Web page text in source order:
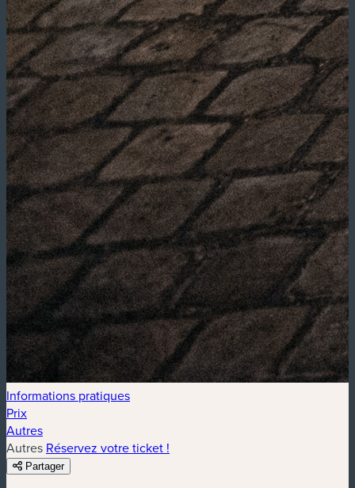
Informations pratiques
Prix
Autres
Autres Réservez votre ticket !
Partager